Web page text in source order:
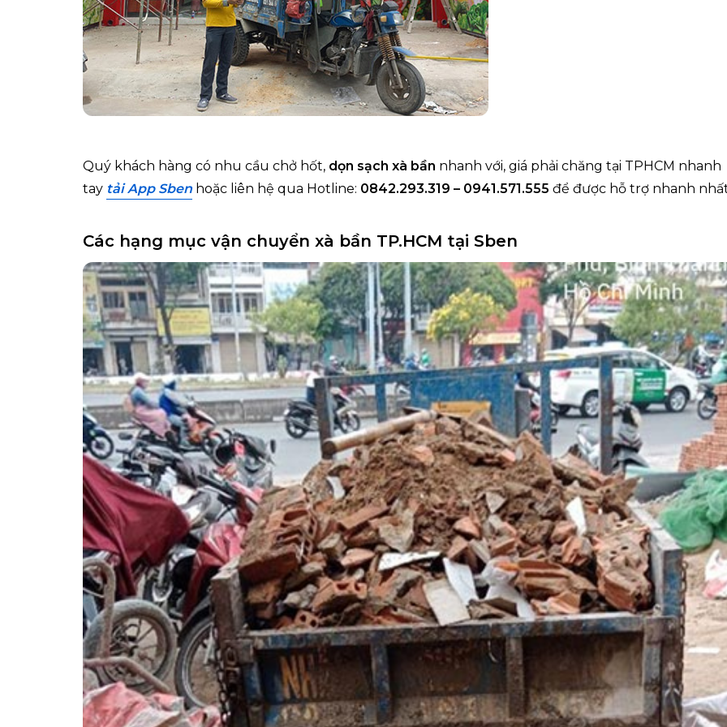
Quý khách hàng có nhu cầu chở hốt, dọn sạch xà bần nhanh với, giá phải chăng tại TPHCM nhanh
tay tảiApp Sben hoặc liên hệ qua Hotline: 0842.293.319 – 0941.571.555 để được hỗ trợ nhanh
Các hạng mục vận chuyển xà bần TP.HCM tại Sben